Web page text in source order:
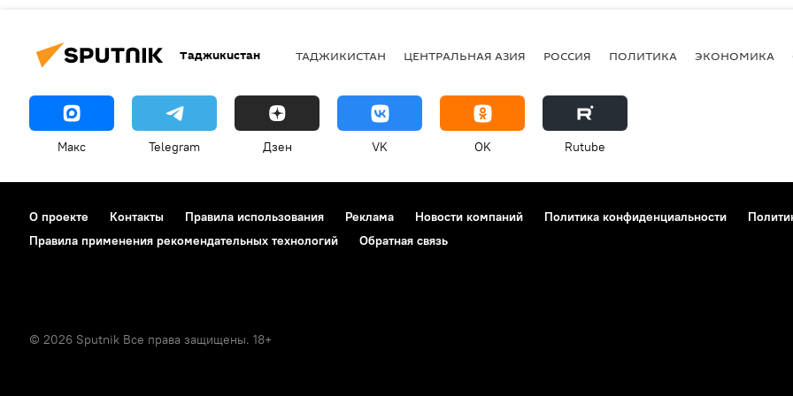
Таджикистан ТАДЖИКИСТАН ЦЕНТРАЛЬНАЯ АЗИЯ РОССИЯ ПОЛИТИКА ЭКОНОМИКА
Макс Telegram Дзен VK OK Rutube
О проекте Контакты Правила использования Реклама Новости компаний Политика конфиденциальности
Правила применения рекомендательных технологий
Обратная связь
© 2026 Sputnik Все права защищены. 18+